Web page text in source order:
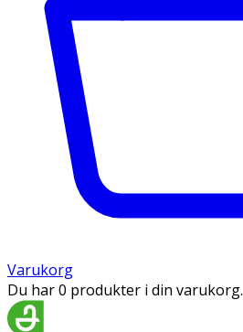
Varukorg
Du har 0 produkter i din varukorg.